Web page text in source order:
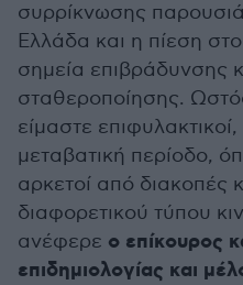
συρρίκνωσης
Ελλάδα και η πίεση
σημεία επιβράδυνσης
σταθεροποίησης.
είμαστε
μεταβατική περίοδο,
αρκετοί από διακοπές
διαφορετικού τύπου
ανέφερε ο επίκουρος
επιδημιολογίας και